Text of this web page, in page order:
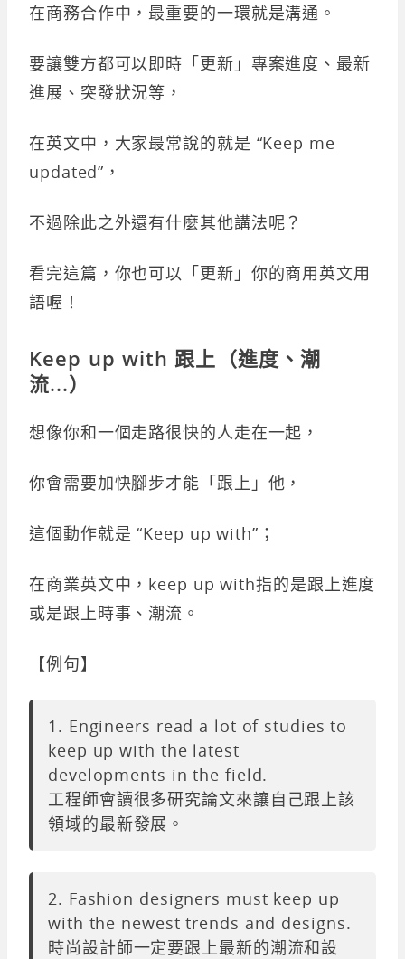
在商務合作中，最重要的一環就是溝通。
要讓雙方都可以即時「更新」專案進度、最新
進展、突發狀況等，
在英文中，大家最常說的就是 “Keep me
updated”，
不過除此之外還有什麼其他講法呢？
看完這篇，你也可以「更新」你的商用英文用
語喔！
Keep up with 跟上（進度、潮
流...）
想像你和一個走路很快的人走在一起，
你會需要加快腳步才能「跟上」他，
這個動作就是 “Keep up with”；
在商業英文中，keep up with指的是跟上進度
或是跟上時事、潮流。
【例句】
1. Engineers read a lot of studies to
keep up with the latest
developments in the field.
工程師會讀很多研究論文來讓自己跟上該
領域的最新發展。
2. Fashion designers must keep up
with the newest trends and designs.
時尚設計師一定要跟上最新的潮流和設